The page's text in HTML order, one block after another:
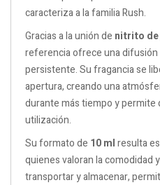
caracteriza a la familia Rush.
Gracias a la unión de nitrito
referencia ofrece una
persistente. Su fragancia se
apertura, creando una
durante más tiempo y
utilización.
Su formato de 10 mlresulta
quienes valoran la comodidad
transportar y almacenar,